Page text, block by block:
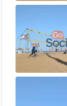
⚫ Nulo
🟢 Bajo
🟠